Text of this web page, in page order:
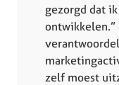
gezorgd dat
ontwikkelen.”
zelf moest